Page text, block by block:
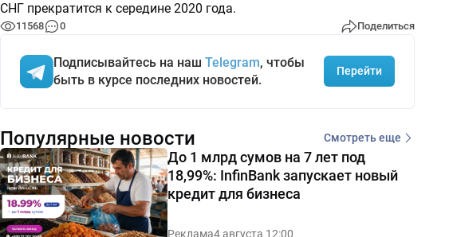
СНГ прекратится к середине 2020 года.
11568 0 Поделиться
Подписывайтесь на наш Telegram, чтобы
быть в курсе последних новостей.
Перейти
Популярные новости Смотреть еще
До 1 млрд сумов на 7 лет под
18,99%: InfinBank запускает новый
кредит для бизнеса
Реклама4 августа 12:00